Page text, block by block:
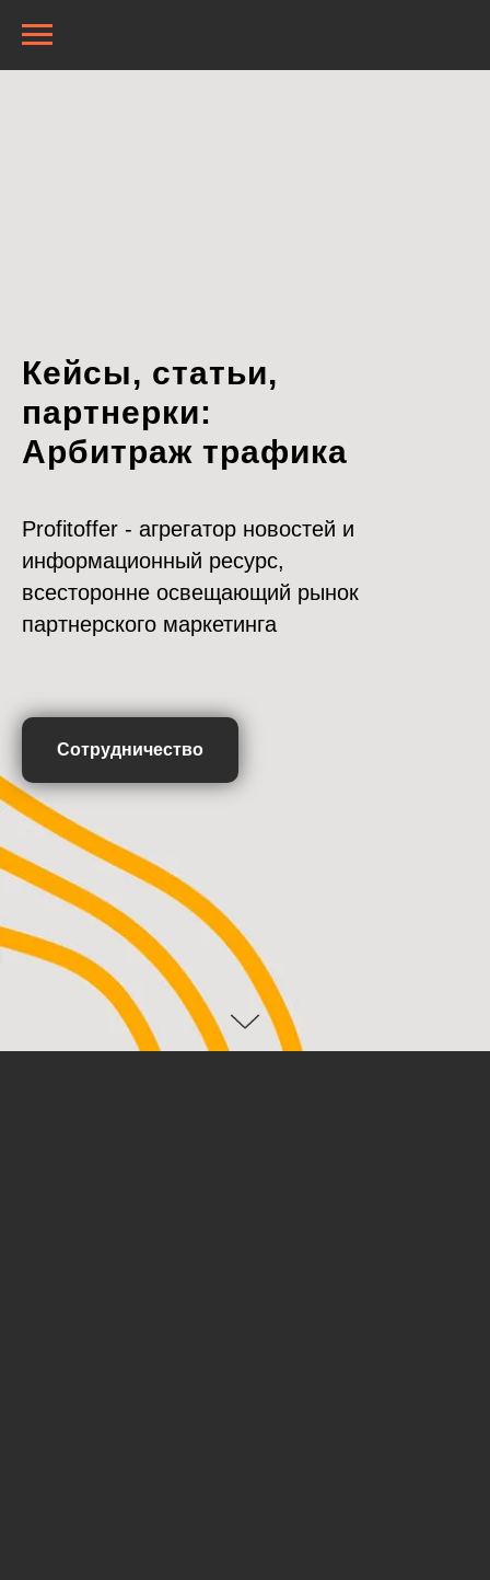
Кейсы, статьи,
партнерки:
Арбитраж трафика
Profitoffer - агрегатор новостей и
информационный ресурс,
всесторонне освещающий рынок
партнерского маркетинга
Сотрудничество